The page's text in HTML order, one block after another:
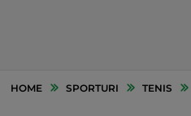
HOME SPORTURI TENIS